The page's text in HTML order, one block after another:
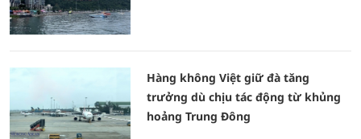
Hàng không Việt giữ đà tăng
trưởng dù chịu tác động từ khủng
hoảng Trung Đông